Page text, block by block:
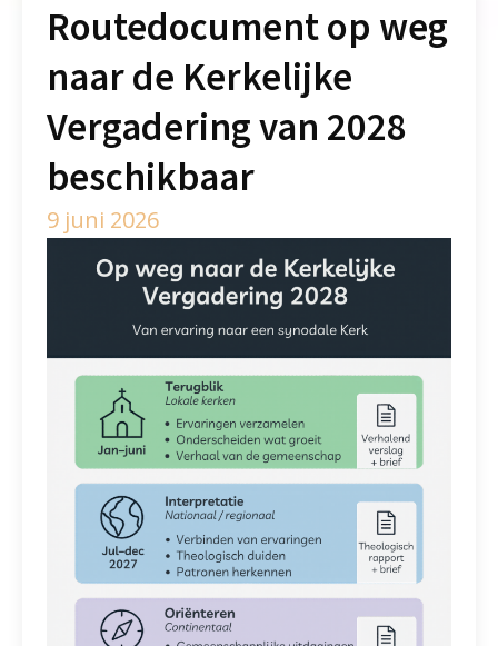
Routedocument op weg
naar de Kerkelijke
Vergadering van 2028
beschikbaar
9 juni 2026